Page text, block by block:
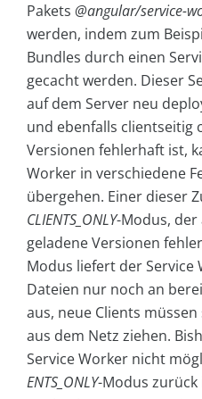
Pakets @angular/service-
werden, indem zum
Bundles durch einen
gecacht werden. Dieser
auf dem Server neu
und ebenfalls clientseitig
Versionen fehlerhaft ist,
Worker in verschiedene
übergehen. Einer dieser
CLIENTS_ONLY-Modus,
geladene Versionen
Modus liefert der Service
Dateien nur noch an
aus, neue Clients
aus dem Netz ziehen.
Service Worker nicht
ENTS_ONLY-Modus zurück